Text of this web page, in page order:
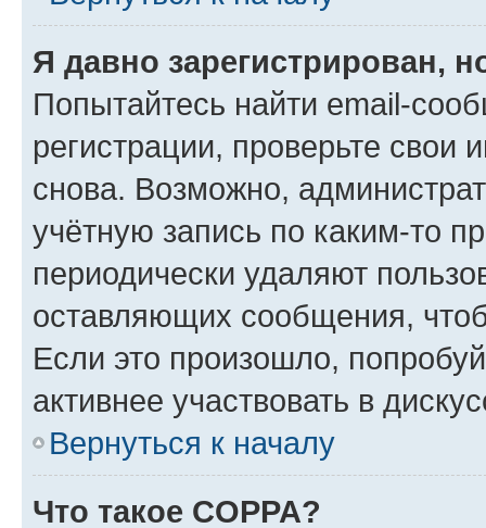
Я давно зарегистрирован,
Попытайтесь найти email-
регистрации, проверьте свои
снова. Возможно,
учётную запись по каким-то
периодически удаляют
оставляющих сообщения,
Если это произошло,
активнее участвовать в
Вернуться к началу
Что такое COPPA?